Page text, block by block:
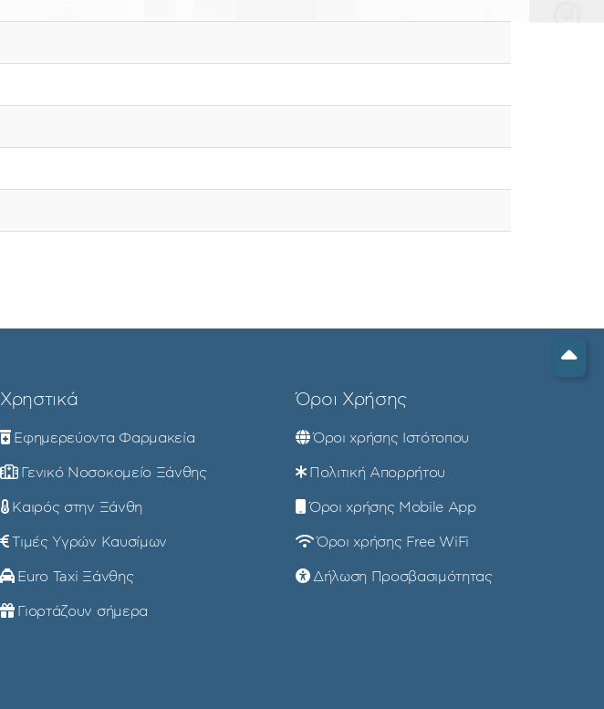
Χρηστικά
Εφημερεύοντα Φαρμακεία
Γενικό Νοσοκομείο Ξάνθης
Καιρός στην Ξάνθη
Τιμές Υγρών Καυσίμων
Euro Taxi Ξάνθης
Γιορτάζουν σήμερα
Όροι Χρήσης
Όροι χρήσης Ιστότοπου
Πολιτική Απορρήτου
Όροι χρήσης Mobile App
Όροι χρήσης Free WiFi
Δήλωση Προσβασιμότητας